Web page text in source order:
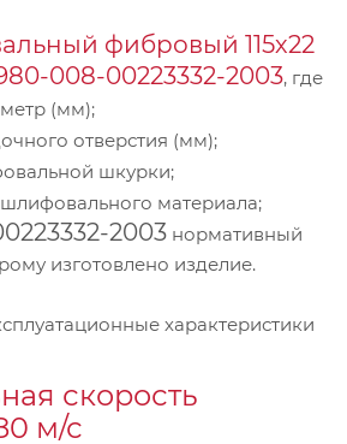
фибровый 115х22
008-00223332-2003, где
(мм);
отверстия (мм);
шкурки;
шлифовального материала;
2003 нормативный
изготовлено изделие.
характеристики
скорость
м/с